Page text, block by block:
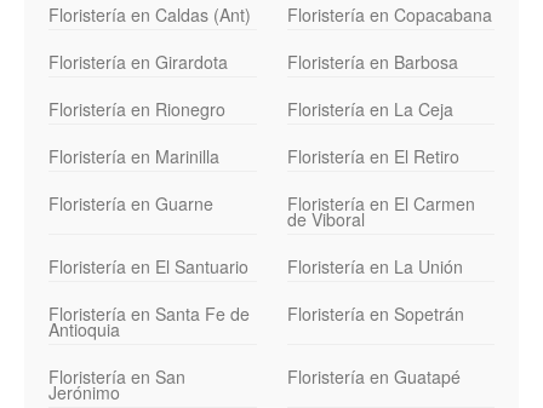
Floristería en Caldas (Ant)
Floristería en Copacabana
Floristería en Girardota
Floristería en Barbosa
Floristería en Rionegro
Floristería en La Ceja
Floristería en Marinilla
Floristería en El Retiro
Floristería en Guarne
Floristería en El Carmen
de Viboral
Floristería en El Santuario
Floristería en La Unión
Floristería en Santa Fe de
Antioquia
Floristería en Sopetrán
Floristería en San
Jerónimo
Floristería en Guatapé